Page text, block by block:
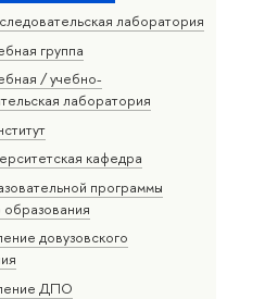
лаборатория
группа
/ учебно-
лаборатория
кафедра
программы
довузовского
ДПО